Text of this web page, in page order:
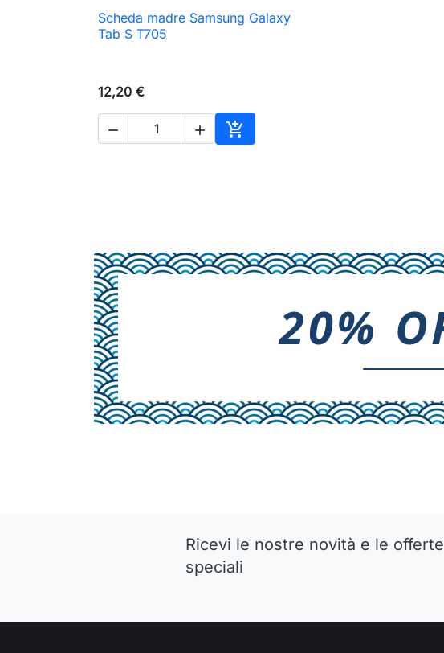
 Anteprima
Scheda madre Samsung Galaxy
Tab S T705
12,20 €
  
Aggiungi al carrello
Ricevi le nostre novità e le offerte
speciali